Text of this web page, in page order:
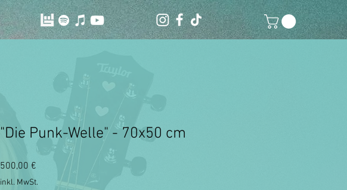
"Die Punk-Welle" - 70x50 cm
500,00 €
inkl. MwSt.